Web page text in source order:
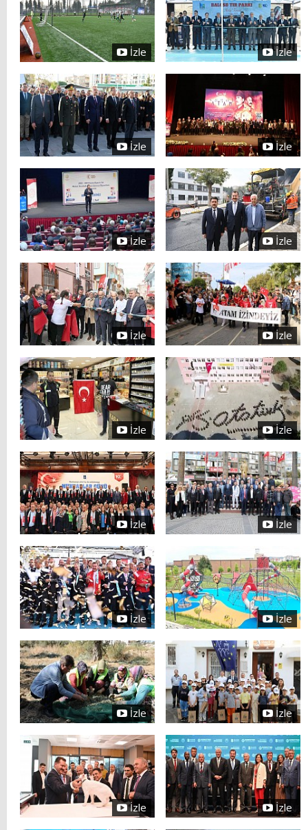
İzle İzle
İzle İzle
İzle İzle
İzle İzle
İzle İzle
İzle İzle
İzle İzle
İzle İzle
İzle İzle